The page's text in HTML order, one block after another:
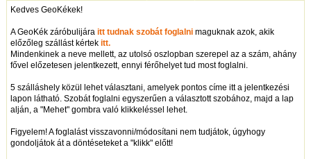
Kedves GeoKékek!
A GeoKék záróbulijáraitt tudnak szobát foglalni maguknak azok, akik
előzőleg szállást kértekitt.
Mindenkinek a neve mellett, az utolsó oszlopban szerepel az a szám, ahány
fővel előzetesen jelentkezett, ennyi férőhelyet tud most foglalni.
5 szálláshely közül lehet választani, amelyek pontos címe itt a jelentkezési
lapon látható. Szobát foglalni egyszerűen a választott szobához, majd a lap
alján, a "Mehet" gombra való klikkeléssel lehet.
Figyelem! A foglalást visszavonni/módosítani nem tudjátok, úgyhogy
gondoljátok át a döntéseteket a "klikk" előtt!